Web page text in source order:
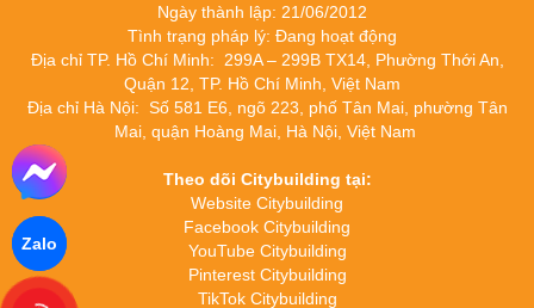
Ngày thành lập: 21/06/2012
Tình trạng pháp lý: Đang hoạt động
Địa chỉ TP. Hồ Chí Minh: 299A – 299B TX14, Phường Thới An,
Quận 12, TP. Hồ Chí Minh, Việt Nam
Địa chỉ Hà Nội: Số 581 E6, ngõ 223, phố Tân Mai, phường Tân
Mai, quận Hoàng Mai, Hà Nội, Việt Nam
Theo dõi Citybuilding tại:
Website Citybuilding
Facebook Citybuilding
YouTube Citybuilding
Pinterest Citybuilding
TikTok Citybuilding
Zalo